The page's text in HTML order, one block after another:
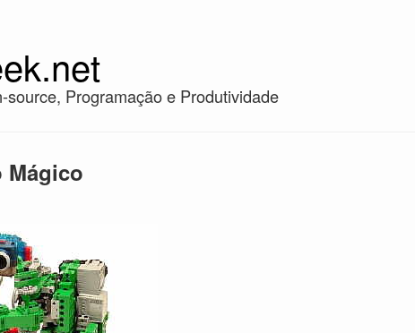
source, Programação e Produtividade
Mágico